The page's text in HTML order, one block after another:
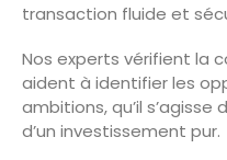
transaction fluide et
Nos experts vérifient la
aident à identifier les
ambitions, qu’il s’agisse
d’un investissement pur.